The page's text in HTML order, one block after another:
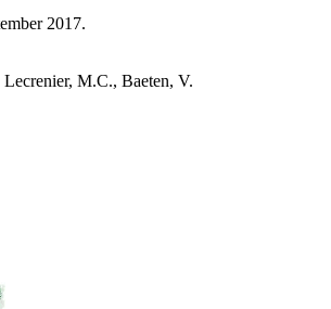
2017.
M.C., Baeten, V.